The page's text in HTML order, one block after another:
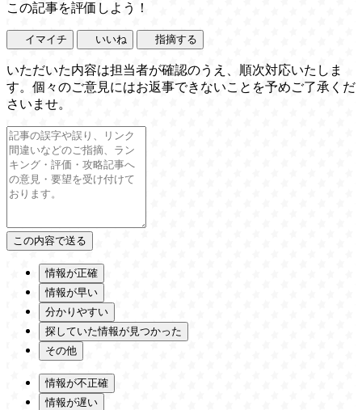
この記事を評価しよう！
イマイチ いいね 指摘する
いただいた内容は担当者が確認のうえ、順次対応いたしま
す。個々のご意見にはお返事できないことを予めご了承くだ
さいませ。
情報が正確
情報が早い
分かりやすい
探していた情報が見つかった
その他
情報が不正確
情報が遅い